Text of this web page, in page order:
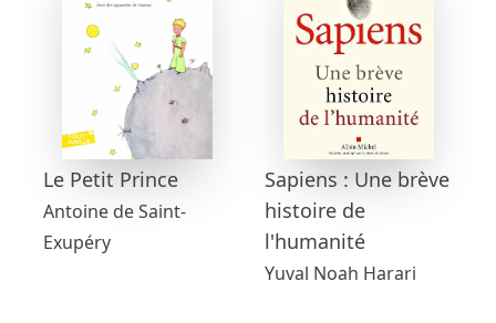
Le Petit Prince
Antoine de Saint-
Exupéry
Sapiens : Une brève
histoire de
l'humanité
Yuval Noah Harari